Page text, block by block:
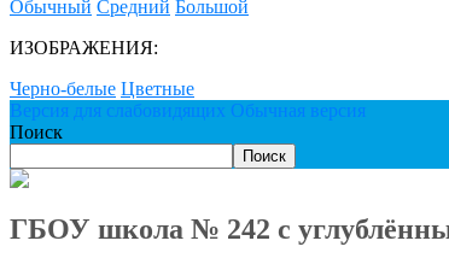
Обычный Средний Большой
ИЗОБРАЖЕНИЯ:
Черно-белые Цветные
Версия для слабовидящих Обычная версия
Поиск
Поиск
ГБОУ школа № 242 с